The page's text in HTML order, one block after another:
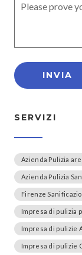
Please prove
SERVIZI
Azienda Pulizia
Azienda Pulizia
Firenze
Impresa di pulizia
Impresa di pulizie
Impresa di pulizie